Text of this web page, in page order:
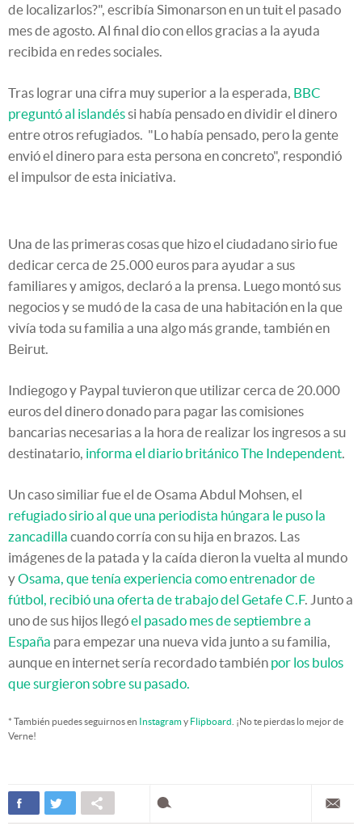
de localizarlos?", escribía Simonarson en un tuit el pasado
mes de agosto. Al final dio con ellos gracias a la ayuda
recibida en redes sociales.
Tras lograr una cifra muy superior a la esperada, BBC
preguntó al islandéssi había pensado en dividir el dinero
entre otros refugiados. "Lo había pensado, pero la gente
envió el dinero para esta persona en concreto", respondió
el impulsor de esta iniciativa.
Una de las primeras cosas que hizo el ciudadano sirio fue
dedicar cerca de 25.000 euros para ayudar a sus
familiares y amigos, declaró a la prensa. Luego montó sus
negocios y se mudó de la casa de una habitación en la que
vivía toda su familia a una algo más grande, también en
Beirut.
Indiegogo y Paypal tuvieron que utilizar cerca de 20.000
euros del dinero donado para pagar las comisiones
bancarias necesarias a la hora de realizar los ingresos a su
destinatario, informa el diario británico The Independent
Un caso similiar fue el de Osama Abdul Mohsen, el
refugiado sirio al que una periodista húngara le puso la
zancadilla cuando corría con su hija en brazos. Las
imágenes de la patada y la caída dieron la vuelta al mundo
yOsama, que tenía experiencia como entrenador de
fútbol, recibió una oferta de trabajo del Getafe C.F. Junto a
uno de sus hijos llegóel pasado mes de septiembre a
España para empezar una nueva vida junto a su familia,
aunque en internet sería recordado también por los bulos
que surgieron sobre su pasado.
* También puedes seguirnos en Instagramy Flipboard . ¡No te pierdas lo mejor de
Verne!